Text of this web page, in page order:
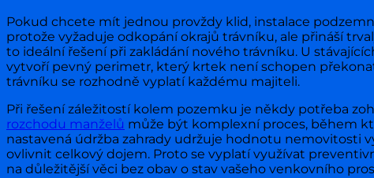
Pokud chcete mít jednou provždy klid, instalace
protože vyžaduje odkopání okrajů trávníku, ale přináší
to ideální řešení při zakládání nového trávníku. U
vytvoří pevný perimetr, který krtek není schopen
trávníku se rozhodně vyplatí každému majiteli.
Při řešení záležitostí kolem pozemku je někdy potřeba
rozchodu manželů může být komplexní proces, během
nastavená údržba zahrady udržuje hodnotu nemovitosti
ovlivnit celkový dojem. Proto se vyplatí využívat
na důležitější věci bez obav o stav vašeho venkovního